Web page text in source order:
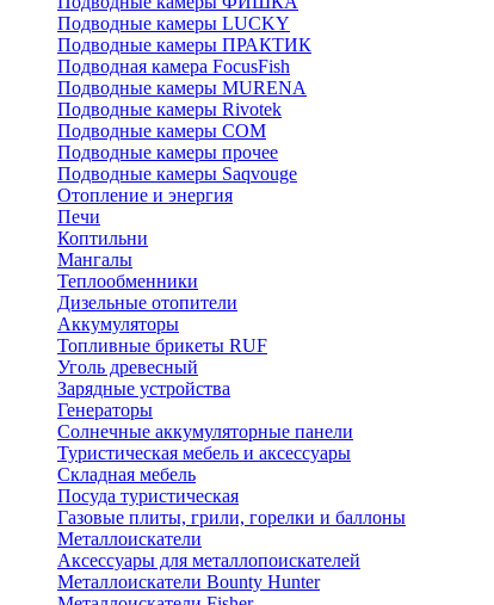
Подводные камеры LUCKY
Подводные камеры ПРАКТИК
Подводная камера FocusFish
Подводные камеры MURENA
Подводные камеры Rivotek
Подводные камеры СОМ
Подводные камеры прочее
Подводные камеры Saqvouge
Отопление и энергия
Печи
Коптильни
Мангалы
Теплообменники
Дизельные отопители
Аккумуляторы
Топливные брикеты RUF
Уголь древесный
Зарядные устройства
Генераторы
Солнечные аккумуляторные панели
Туристическая мебель и аксессуары
Складная мебель
Посуда туристическая
Газовые плиты, грили, горелки и баллоны
Металлоискатели
Аксессуары для металлопоискателей
Металлоискатели Bounty Hunter